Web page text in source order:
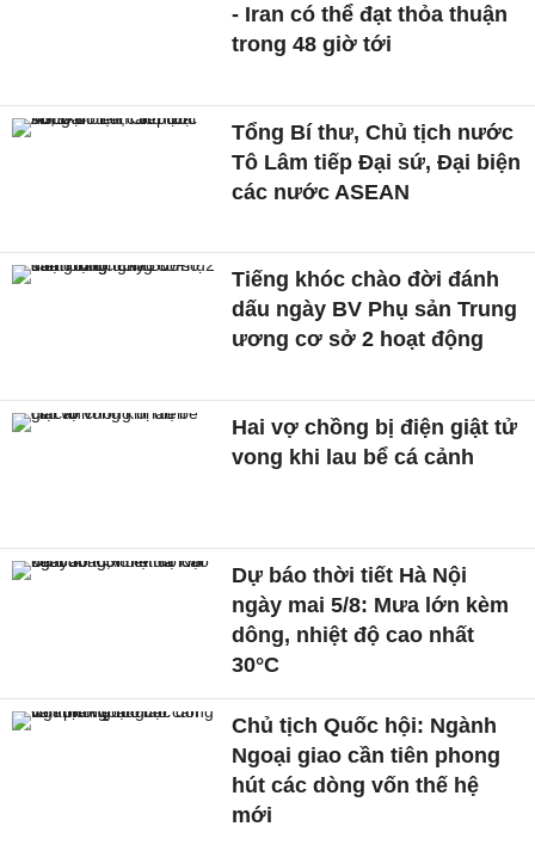
- Iran có thể đạt thỏa thuận
trong 48 giờ tới
Tổng Bí thư, Chủ tịch nước
Tô Lâm tiếp Đại sứ, Đại biện
các nước ASEAN
Tiếng khóc chào đời đánh
dấu ngày BV Phụ sản Trung
ương cơ sở 2 hoạt động
Hai vợ chồng bị điện giật tử
vong khi lau bể cá cảnh
Dự báo thời tiết Hà Nội
ngày mai 5/8: Mưa lớn kèm
dông, nhiệt độ cao nhất
30°C
Chủ tịch Quốc hội: Ngành
Ngoại giao cần tiên phong
hút các dòng vốn thế hệ
mới